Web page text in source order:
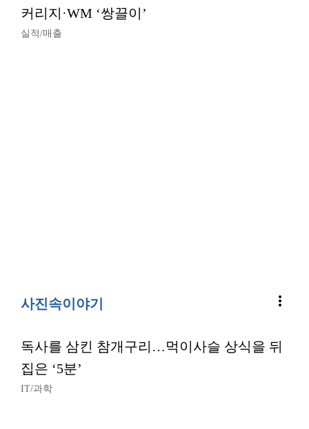
커리지·WM ‘쌍끌이’
실적/매출
사진속이야기 more_vert
독사를 삼킨 참개구리…먹이사슬 상식을 뒤
집은 ‘5분’
IT/과학